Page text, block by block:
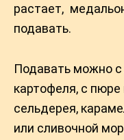
растает,
подавать.
Подавать можно
картофеля, с пюре
сельдерея,
или сливочной